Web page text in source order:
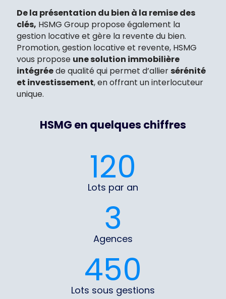
De la présentation du bien à la remise des
clés, HSMG Group propose également la
gestion locative et gère la revente du bien.
Promotion, gestion locative et revente, HSMG
vous propose une solution immobilière
intégréede qualité qui permet d’allier sérénité
et investissement, en offrant un interlocuteur
unique.
HSMG en quelques chiffres
120
Lots par an
3
Agences
450
Lots sous gestions